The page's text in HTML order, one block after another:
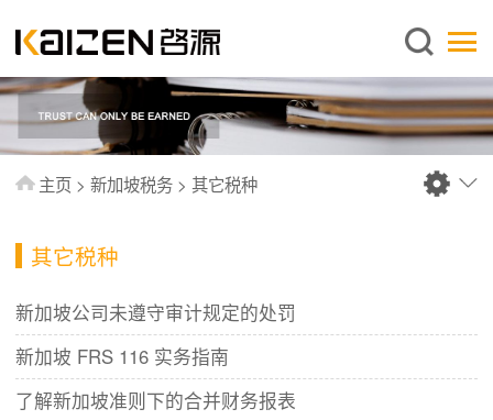
简体中文
关于启源
服务范围
新闻中心
常见问题
联系我们
主页 > 新加坡税务 > 其它税种
其它税种
新加坡公司未遵守审计规定的处罚
新加坡 FRS 116 实务指南
了解新加坡准则下的合并财务报表